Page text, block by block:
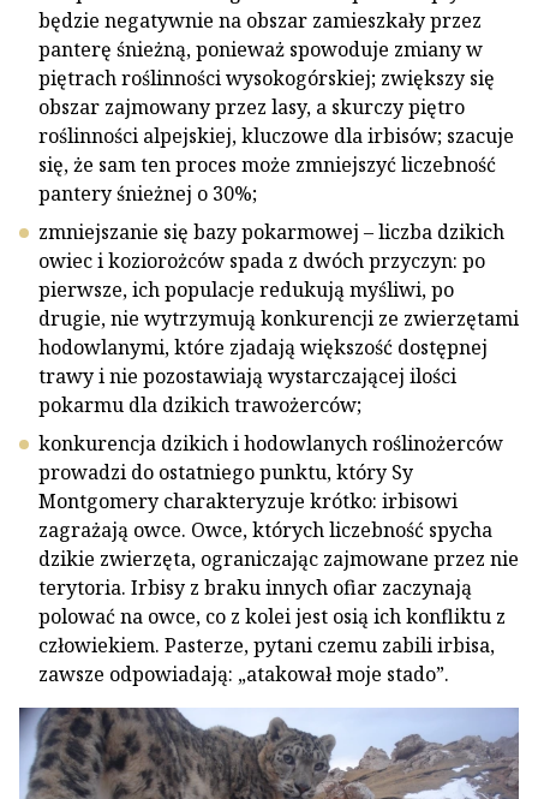
będzie negatywnie na obszar zamieszkały przez
panterę śnieżną, ponieważ spowoduje zmiany w
piętrach roślinności wysokogórskiej; zwiększy się
obszar zajmowany przez lasy, a skurczy piętro
roślinności alpejskiej, kluczowe dla irbisów; szacuje
się, że sam ten proces może zmniejszyć liczebność
pantery śnieżnej o 30%;
zmniejszanie się bazy pokarmowej – liczba dzikich
owiec i koziorożców spada z dwóch przyczyn: po
pierwsze, ich populacje redukują myśliwi, po
drugie, nie wytrzymują konkurencji ze zwierzętami
hodowlanymi, które zjadają większość dostępnej
trawy i nie pozostawiają wystarczającej ilości
pokarmu dla dzikich trawożerców;
konkurencja dzikich i hodowlanych roślinożerców
prowadzi do ostatniego punktu, który Sy
Montgomery charakteryzuje krótko: irbisowi
zagrażają owce. Owce, których liczebność spycha
dzikie zwierzęta, ograniczając zajmowane przez nie
terytoria. Irbisy z braku innych ofiar zaczynają
polować na owce, co z kolei jest osią ich konfliktu z
człowiekiem. Pasterze, pytani czemu zabili irbisa,
zawsze odpowiadają: „atakował moje stado”.